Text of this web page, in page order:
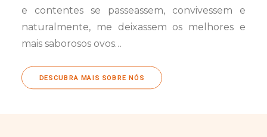
e contentes se passeassem, convivessem e
naturalmente, me deixassem os melhores e
mais saborosos ovos…
DESCUBRA MAIS SOBRE NÓS